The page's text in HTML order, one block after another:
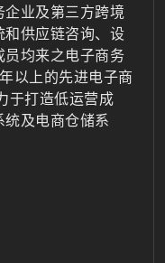
业及第三方跨境
和供应链咨询、设
均来之电子商务
以上的先进电子商
于打造低运营成
及电商仓储系